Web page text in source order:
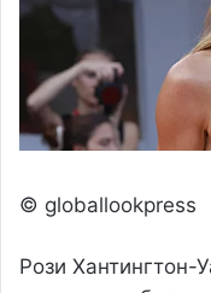
© globallookpress
Рози Хантингтон-